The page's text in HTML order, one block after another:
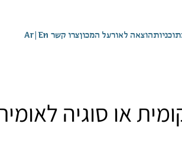
תוכניותהוצאה לאורעל המכוןצרו קשר En
|
Ar
או סוגיה